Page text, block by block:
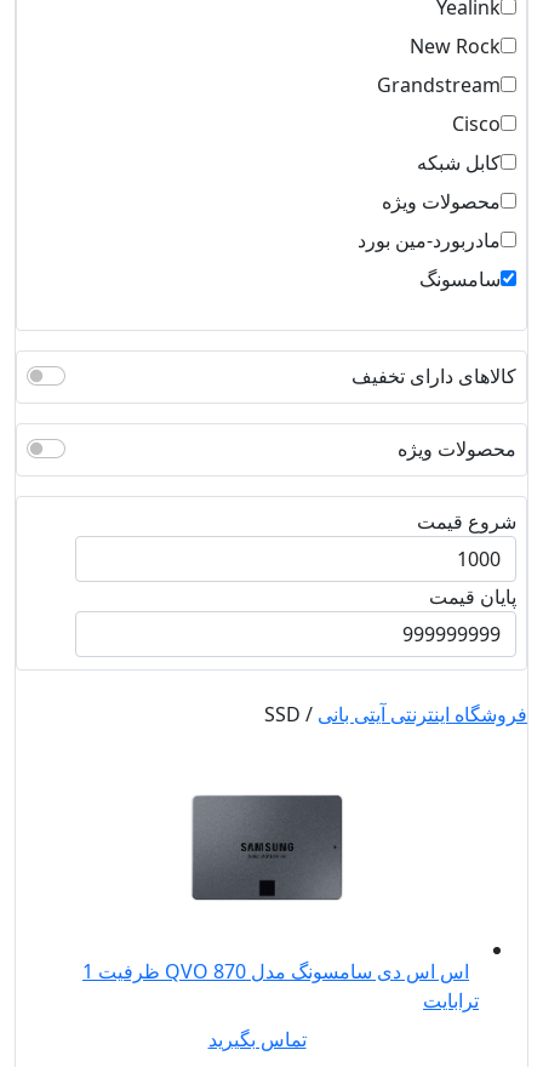
Yealink
New Rock
Grandstream
Cisco
کابل شبکه
محصولات ویژه
مادربورد-مین بورد
سامسونگ
کالاهای دارای تخفیف
محصولات ویژه
شروع قیمت
پایان قیمت
فروشگاه اینترنتی آیتی بانی / SSD
اس اس دی سامسونگ مدل 870 QVO ظرفیت 1
ترابایت
تماس بگیرید